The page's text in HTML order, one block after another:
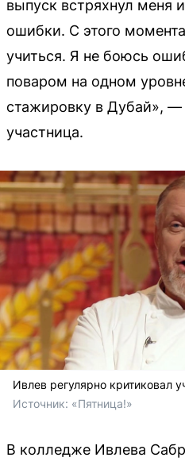
выпуск встряхнул меня
ошибки. С этого
учиться. Я не боюсь
поваром на одном
стажировку в Дубай», —
участница.
Ивлев регулярно критиковал
Источник: «Пятница!»
В колледже Ивлева